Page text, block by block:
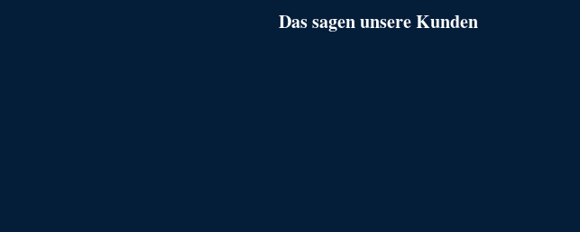
Das sagen unsere Kunden